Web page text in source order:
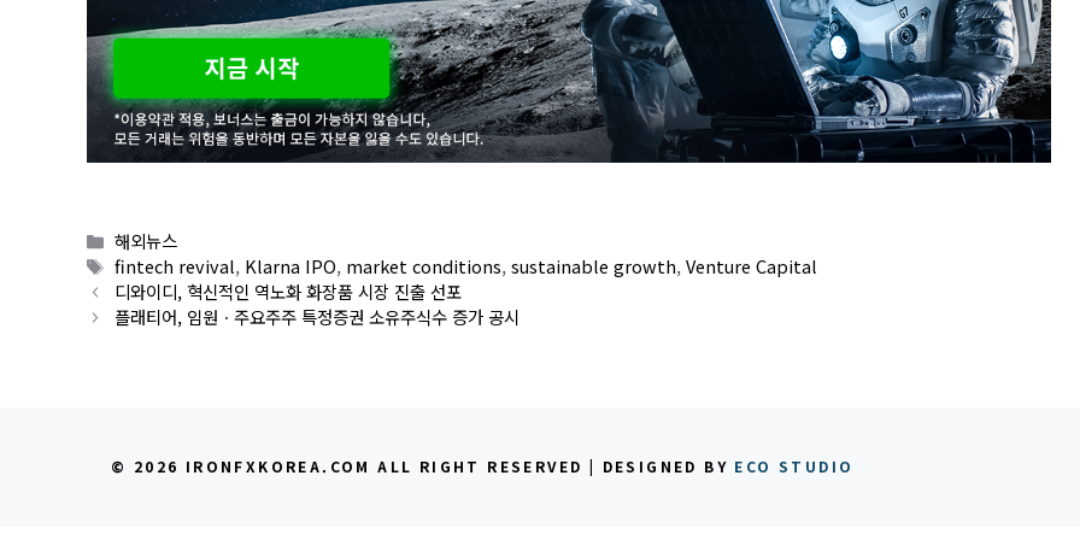
Categories
해외뉴스
Tags
fintech revival, Klarna IPO, market conditions,sustainable growth,Venture Capital
디와이디, 혁신적인 역노화 화장품 시장 진출 선포
플래티어, 임원ㆍ주요주주 특정증권 소유주식수 증가 공시
© 2026 IRONFXKOREA.COM ALL RIGHT RESERVED | DESIGNED BY ECO STUDIO